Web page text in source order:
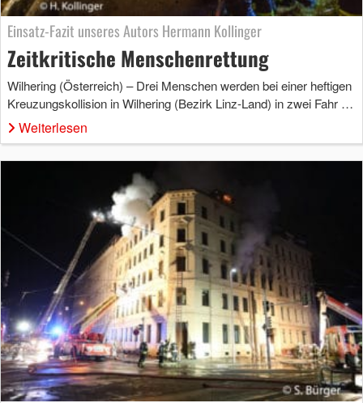
Einsatz-Fazit unseres Autors Hermann Kollinger
Zeitkritische Menschenrettung
Wilhering (Österreich) – Drei Menschen werden bei einer heftigen
Kreuzungskollision in Wilhering (Bezirk Linz-Land) in zwei Fahr …
Weiterlesen